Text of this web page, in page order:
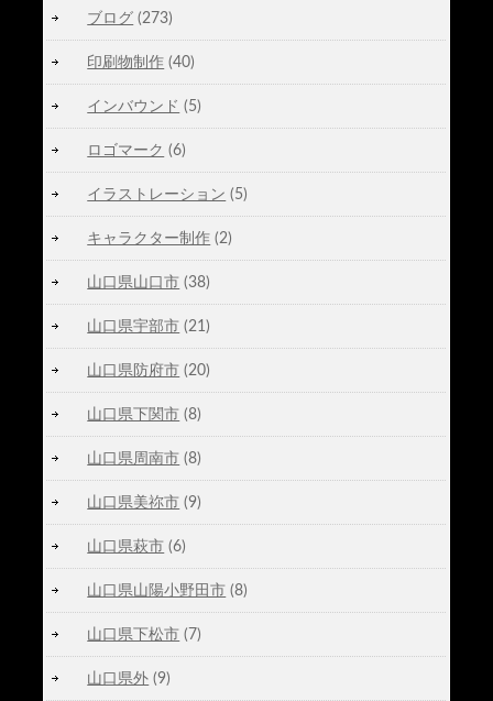
ブログ (273)
印刷物制作 (40)
インバウンド (5)
ロゴマーク (6)
イラストレーション (5)
キャラクター制作 (2)
山口県山口市 (38)
山口県宇部市 (21)
山口県防府市 (20)
山口県下関市 (8)
山口県周南市 (8)
山口県美祢市 (9)
山口県萩市 (6)
山口県山陽小野田市 (8)
山口県下松市 (7)
山口県外 (9)